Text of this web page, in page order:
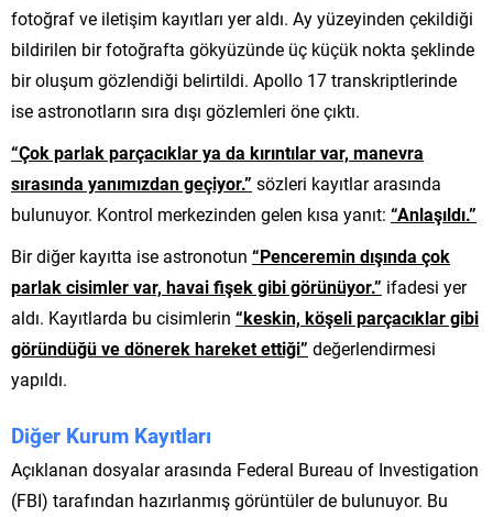
fotoğraf ve iletişim kayıtları yer aldı. Ay yüzeyinden çekildiği
bildirilen bir fotoğrafta gökyüzünde üç küçük nokta şeklinde
bir oluşum gözlendiği belirtildi. Apollo 17 transkriptlerinde
ise astronotların sıra dışı gözlemleri öne çıktı.
“Çok parlak parçacıklar ya da kırıntılar var, manevra
sırasında yanımızdan geçiyor.” sözleri kayıtlar arasında
bulunuyor. Kontrol merkezinden gelen kısa yanıt: “Anlaşıldı.”
Bir diğer kayıtta ise astronotun “Penceremin dışında çok
parlak cisimler var, havai fişek gibi görünüyor.” ifadesi yer
aldı. Kayıtlarda bu cisimlerin “keskin, köşeli parçacıklar gibi
göründüğü ve dönerek hareket ettiği” değerlendirmesi
yapıldı.
Diğer Kurum Kayıtları
Açıklanan dosyalar arasında Federal Bureau of Investigation
(FBI) tarafından hazırlanmış görüntüler de bulunuyor. Bu